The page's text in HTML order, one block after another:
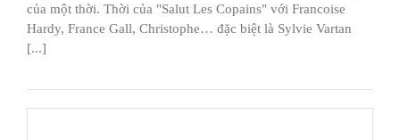
của một thời. Thời của "Salut Les Copains" với Francoise
Hardy, France Gall, Christophe… đặc biệt là Sylvie Vartan
[...]